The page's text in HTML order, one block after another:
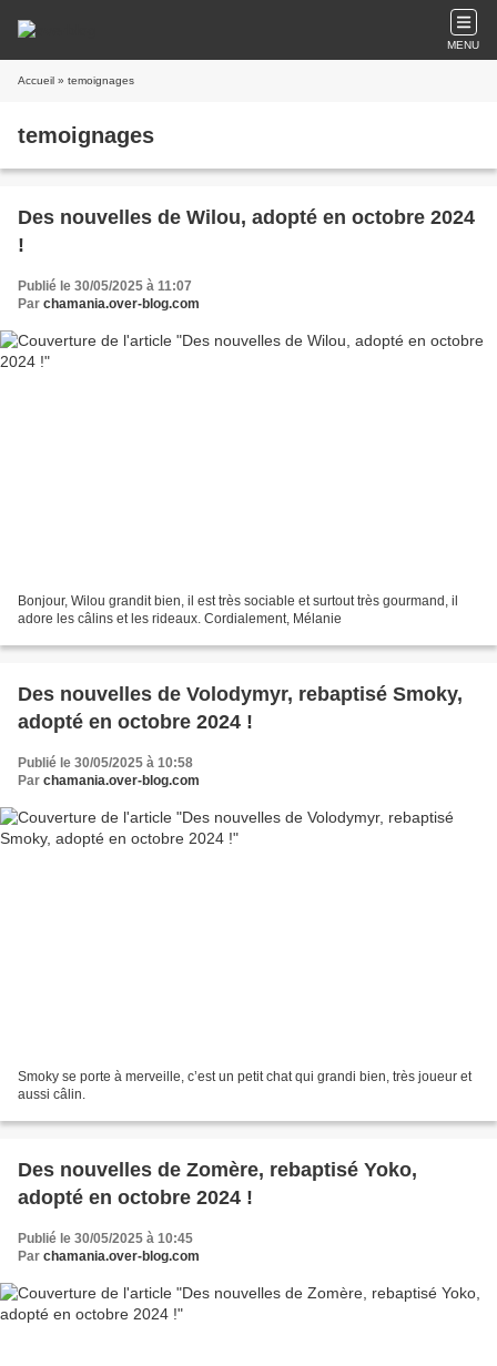
MENU
Accueil » temoignages
temoignages
Des nouvelles de Wilou, adopté en octobre 2024
!
Publié le 30/05/2025 à 11:07
Par chamania.over-blog.com
Bonjour, Wilou grandit bien, il est très sociable et surtout très gourmand, il
adore les câlins et les rideaux. Cordialement, Mélanie
Des nouvelles de Volodymyr, rebaptisé Smoky,
adopté en octobre 2024 !
Publié le 30/05/2025 à 10:58
Par chamania.over-blog.com
Smoky se porte à merveille, c’est un petit chat qui grandi bien, très joueur et
aussi câlin.
Des nouvelles de Zomère, rebaptisé Yoko,
adopté en octobre 2024 !
Publié le 30/05/2025 à 10:45
Par chamania.over-blog.com